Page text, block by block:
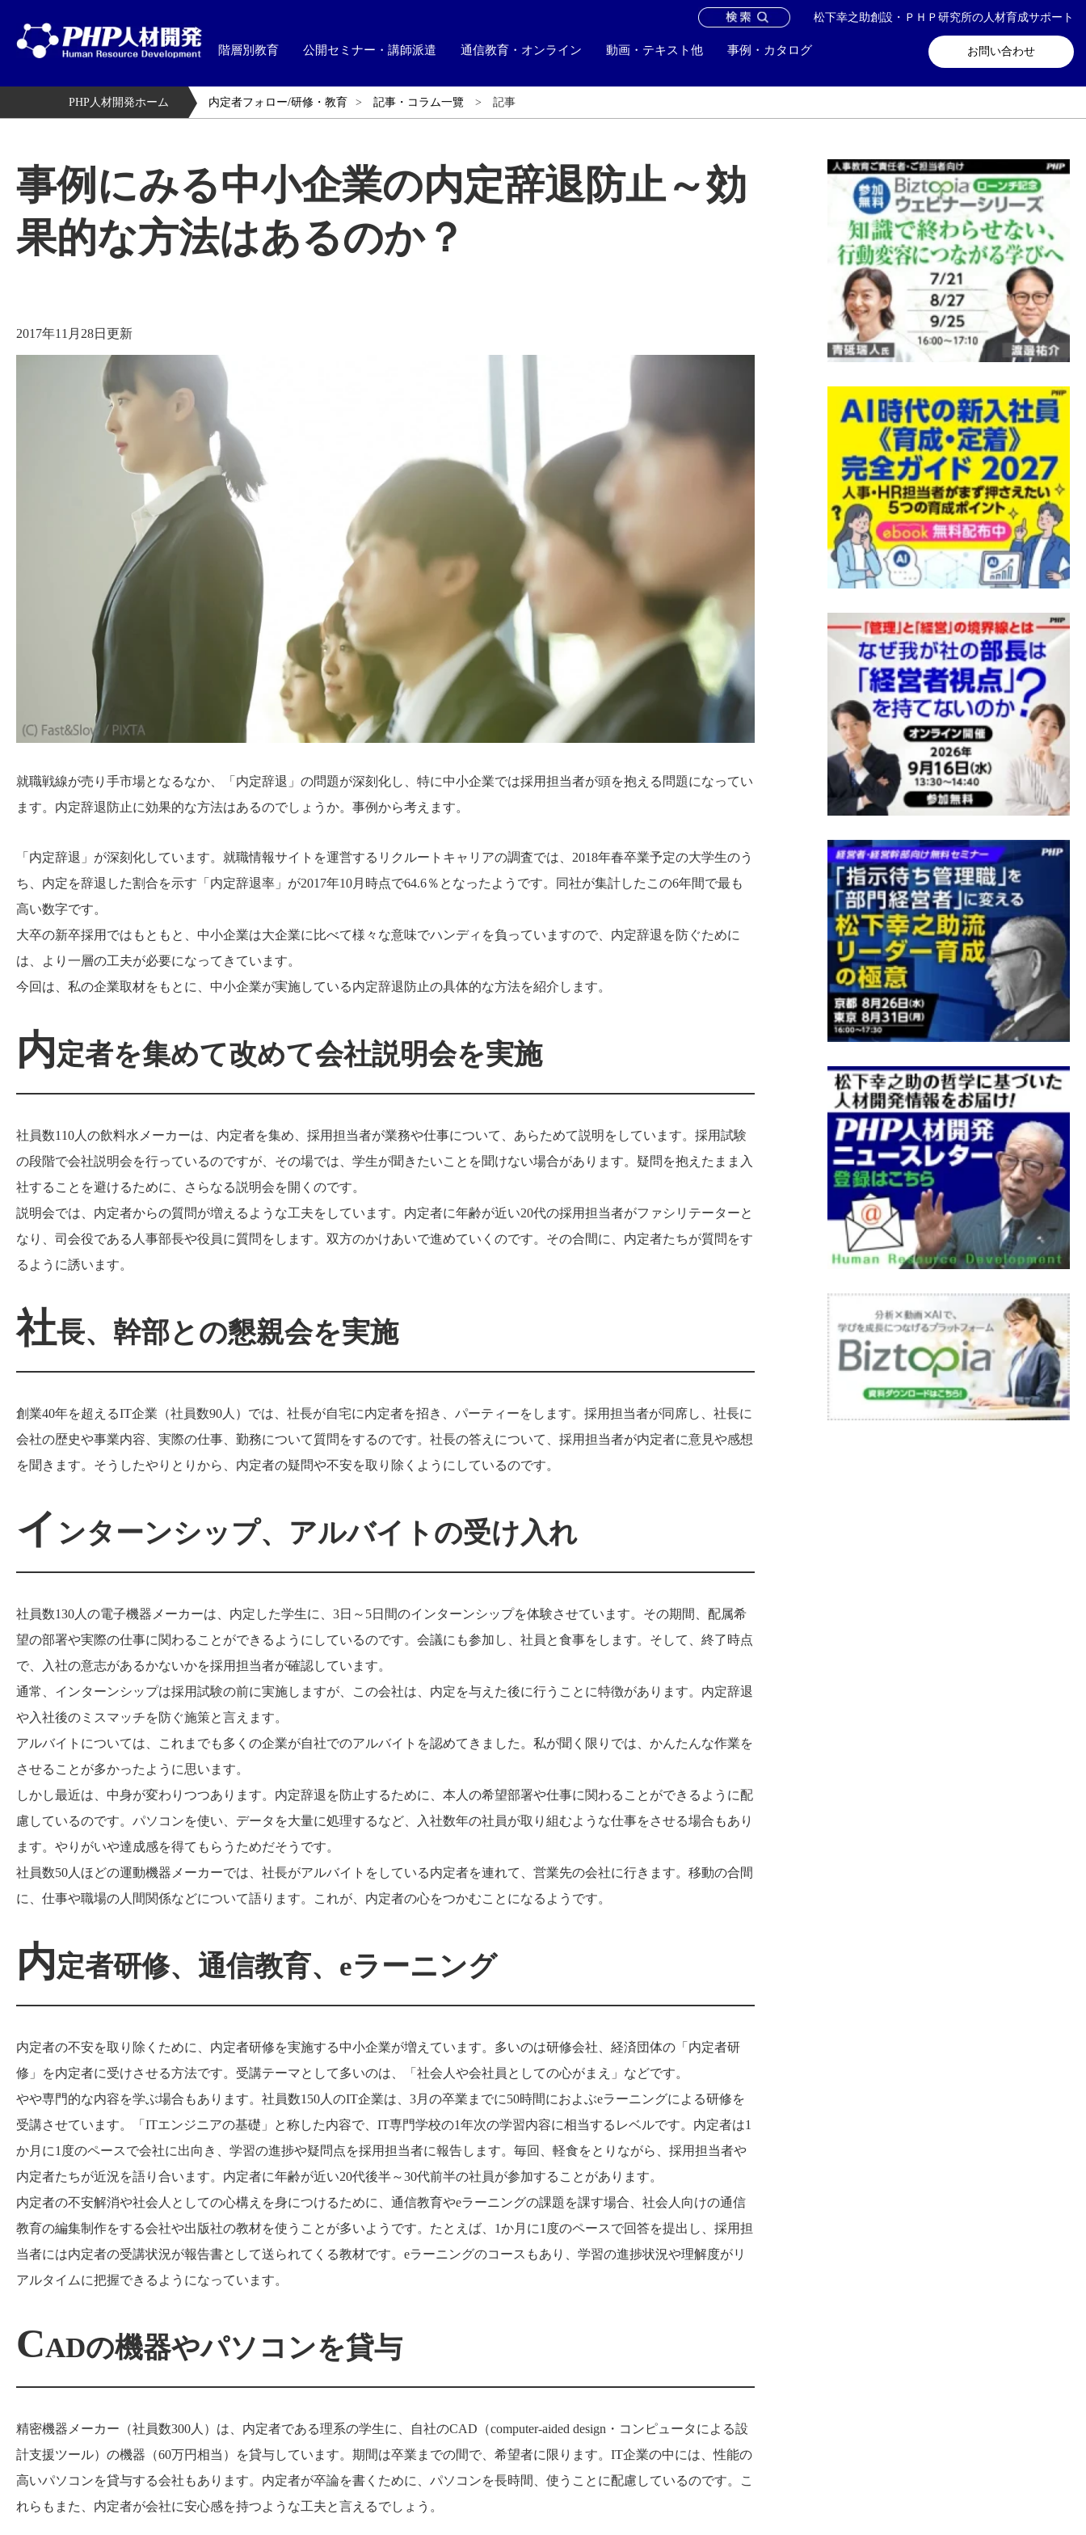
松下幸之助創設・ＰＨＰ研究所の人材育成サポート
お問い合わせ
階層別教育 公開セミナー・講師派遣 通信教育・オンライン 動画・テキスト他 事例・カタログ
お問い合わせ メールマガジン登録
PHP人材開発ホーム 内定者フォロー/研修・教育 記事・コラム一覽 記事
事例にみる中小企業の内定辞退防止～効
果的な方法はあるのか？
2017年11月28日更新
就職戦線が売り手市場となるなか、「内定辞退」の問題が深刻化し、特に中小企業では採用担当者が頭を抱える問題になってい
ます。内定辞退防止に効果的な方法はあるのでしょうか。事例から考えます。
「内定辞退」が深刻化しています。就職情報サイトを運営するリクルートキャリアの調査では、2018年春卒業予定の大学生のう
ち、内定を辞退した割合を示す「内定辞退率」が2017年10月時点で64.6％となったようです。同社が集計したこの6年間で最も
高い数字です。
大卒の新卒採用ではもともと、中小企業は大企業に比べて様々な意味でハンディを負っていますので、内定辞退を防ぐために
は、より一層の工夫が必要になってきています。
今回は、私の企業取材をもとに、中小企業が実施している内定辞退防止の具体的な方法を紹介します。
内定者を集めて改めて会社説明会を実施
社員数110人の飲料水メーカーは、内定者を集め、採用担当者が業務や仕事について、あらためて説明をしています。採用試験
の段階で会社説明会を行っているのですが、その場では、学生が聞きたいことを聞けない場合があります。疑問を抱えたまま入
社することを避けるために、さらなる説明会を開くのです。
説明会では、内定者からの質問が増えるような工夫をしています。内定者に年齢が近い20代の採用担当者がファシリテーターと
なり、司会役である人事部長や役員に質問をします。双方のかけあいで進めていくのです。その合間に、内定者たちが質問をす
るように誘います。
社長、幹部との懇親会を実施
創業40年を超えるIT企業（社員数90人）では、社長が自宅に内定者を招き、パーティーをします。採用担当者が同席し、社長に
会社の歴史や事業内容、実際の仕事、勤務について質問をするのです。社長の答えについて、採用担当者が内定者に意見や感想
を聞きます。そうしたやりとりから、内定者の疑問や不安を取り除くようにしているのです。
イ ンターンシップ、アルバイトの受け入れ
社員数130人の電子機器メーカーは、内定した学生に、3日～5日間のインターンシップを体験させています。その期間、配属希
望の部署や実際の仕事に関わることができるようにしているのです。会議にも参加し、社員と食事をします。そして、終了時点
で、入社の意志があるかないかを採用担当者が確認しています。
通常、インターンシップは採用試験の前に実施しますが、この会社は、内定を与えた後に行うことに特徴があります。内定辞退
や入社後のミスマッチを防ぐ施策と言えます。
アルバイトについては、これまでも多くの企業が自社でのアルバイトを認めてきました。私が聞く限りでは、かんたんな作業を
させることが多かったように思います。
しかし最近は、中身が変わりつつあります。内定辞退を防止するために、本人の希望部署や仕事に関わることができるように配
慮しているのです。パソコンを使い、データを大量に処理するなど、入社数年の社員が取り組むような仕事をさせる場合もあり
ます。やりがいや達成感を得てもらうためだそうです。
社員数50人ほどの運動機器メーカーでは、社長がアルバイトをしている内定者を連れて、営業先の会社に行きます。移動の合間
に、仕事や職場の人間関係などについて語ります。これが、内定者の心をつかむことになるようです。
内定者研修、通信教育、eラーニング
内定者の不安を取り除くために、内定者研修を実施する中小企業が増えています。多いのは研修会社、経済団体の「内定者研
修」を内定者に受けさせる方法です。受講テーマとして多いのは、「社会人や会社員としての心がまえ」などです。
やや専門的な内容を学ぶ場合もあります。社員数150人のIT企業は、3月の卒業までに50時間におよぶeラーニングによる研修を
受講させています。「ITエンジニアの基礎」と称した内容で、IT専門学校の1年次の学習内容に相当するレベルです。内定者は1
か月に1度のペースで会社に出向き、学習の進捗や疑問点を採用担当者に報告します。毎回、軽食をとりながら、採用担当者や
内定者たちが近況を語り合います。内定者に年齢が近い20代後半～30代前半の社員が参加することがあります。
内定者の不安解消や社会人としての心構えを身につけるために、通信教育やeラーニングの課題を課す場合、社会人向けの通信
教育の編集制作をする会社や出版社の教材を使うことが多いようです。たとえば、1か月に1度のペースで回答を提出し、採用担
当者には内定者の受講状況が報告書として送られてくる教材です。eラーニングのコースもあり、学習の進捗状況や理解度がリ
アルタイムに把握できるようになっています。
CADの機器やパソコンを貸与
精密機器メーカー（社員数300人）は、内定者である理系の学生に、自社のCAD（computer-aided design・コンピュータによる設
計支援ツール）の機器（60万円相当）を貸与しています。期間は卒業までの間で、希望者に限ります。IT企業の中には、性能の
高いパソコンを貸与する会社もあります。内定者が卒論を書くために、パソコンを長時間、使うことに配慮しているのです。こ
れらもまた、内定者が会社に安心感を持つような工夫と言えるでしょう。